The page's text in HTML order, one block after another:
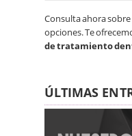
Consulta ahora sobre
opciones. Te
de tratamiento
ÚLTIMAS